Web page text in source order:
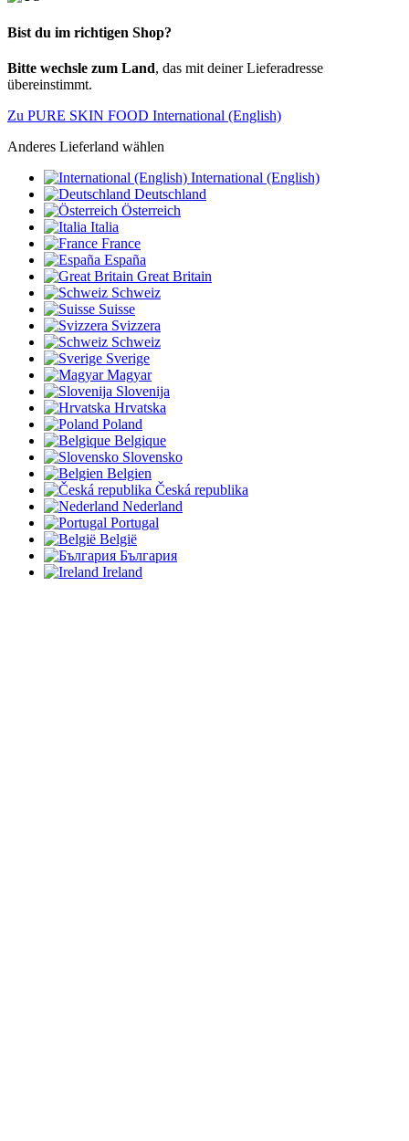
Bist du im richtigen Shop?
Bitte wechsle zum Land, das mit deiner Lieferadresse
übereinstimmt.
Zu PURE SKIN FOOD International (English)
Anderes Lieferland wählen
International (English)
Deutschland
Österreich
Italia
France
España
Great Britain
Schweiz
Suisse
Svizzera
Schweiz
Sverige
Magyar
Slovenija
Hrvatska
Poland
Belgique
Slovensko
Belgien
Česká republika
Nederland
Portugal
België
България
Ireland